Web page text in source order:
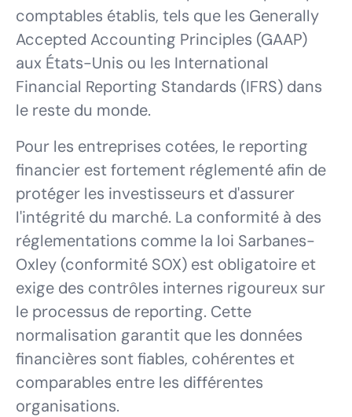
comptables établis, tels que les Generally
Accepted Accounting Principles (GAAP)
aux États-Unis ou les International
Financial Reporting Standards (IFRS) dans
le reste du monde.
Pour les entreprises cotées, le reporting
financier est fortement réglementé afin de
protéger les investisseurs et d'assurer
l'intégrité du marché. La conformité à des
réglementations comme la loi Sarbanes-
Oxley (conformité SOX) est obligatoire et
exige des contrôles internes rigoureux sur
le processus de reporting. Cette
normalisation garantit que les données
financières sont fiables, cohérentes et
comparables entre les différentes
organisations.